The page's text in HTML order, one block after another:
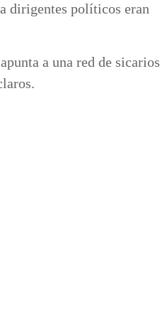
dirigentes políticos eran
a una red de sicarios